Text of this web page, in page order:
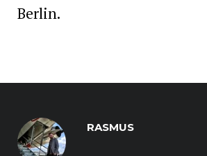
Berlin.
RASMUS